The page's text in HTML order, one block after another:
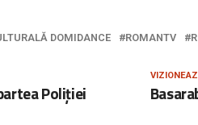
DOMIDANCE ROMANTV
Poliției